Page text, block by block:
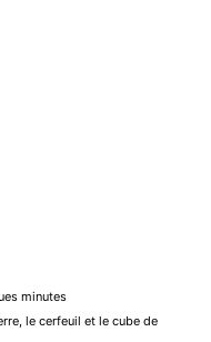
minutes
le cerfeuil et le cube de